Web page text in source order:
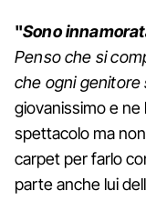
"Sono
Penso che si
che ogni genitore
giovanissimo e
spettacolo ma
carpet per farlo
parte anche lui